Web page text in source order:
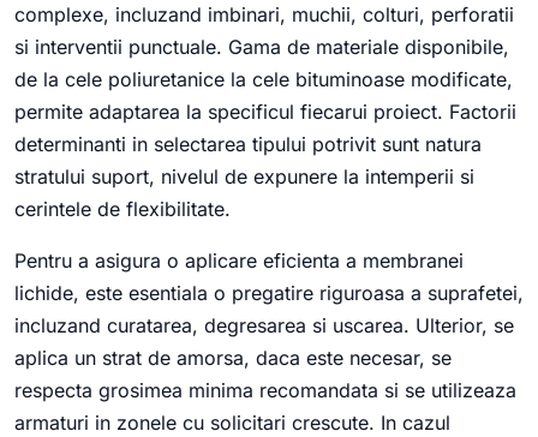
complexe, incluzand imbinari, muchii, colturi, perforatii
si interventii punctuale. Gama de materiale disponibile,
de la cele poliuretanice la cele bituminoase modificate,
permite adaptarea la specificul fiecarui proiect. Factorii
determinanti in selectarea tipului potrivit sunt natura
stratului suport, nivelul de expunere la intemperii si
cerintele de flexibilitate.
Pentru a asigura o aplicare eficienta a membranei
lichide, este esentiala o pregatire riguroasa a suprafetei,
incluzand curatarea, degresarea si uscarea. Ulterior, se
aplica un strat de amorsa, daca este necesar, se
respecta grosimea minima recomandata si se utilizeaza
armaturi in zonele cu solicitari crescute. In cazul